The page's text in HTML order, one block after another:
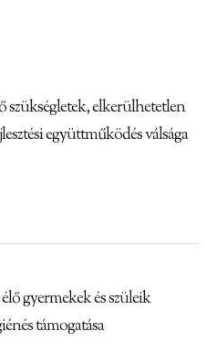
elkerülhetetlen
együttműködés válsága
gyermekek és szüleik
támogatása